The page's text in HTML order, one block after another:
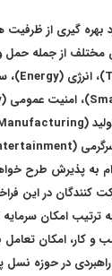
مختلف از جمله حمل
کنندگان در این
ترتیب امکان
کار، امکان تعامل
در حوزه نسل